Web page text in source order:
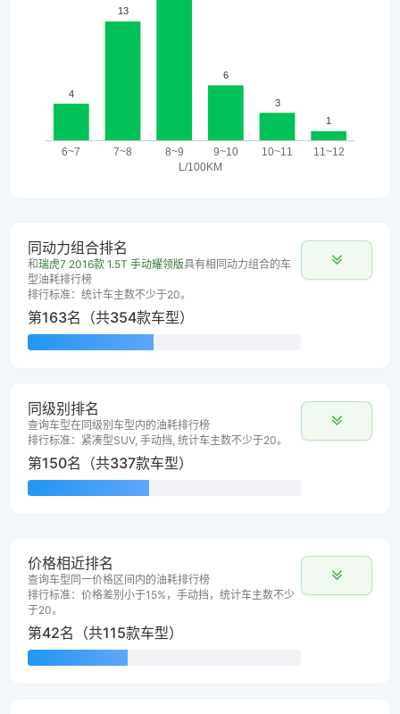
同动力组合排名
和瑞虎7 2016款 1.5T 手动耀领版具有相同动力组合的车
型油耗排行榜
排行标准：统计车主数不少于20。
第163名（共354款车型）
同级别排名
查询车型在同级别车型内的油耗排行榜
排行标准：紧凑型SUV, 手动挡, 统计车主数不少于20。
第150名（共337款车型）
价格相近排名
查询车型同一价格区间内的油耗排行榜
排行标准：价格差别小于15%，手动挡，统计车主数不少
于20。
第42名（共115款车型）